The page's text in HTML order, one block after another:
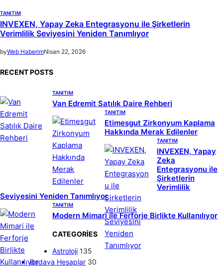
TANITIM
INVEXEN, Yapay Zeka Entegrasyonu ile Şirketlerin
Verimlilik Seviyesini Yeniden Tanımlıyor
byWeb HaberimNisan 22, 2026
RECENT POSTS
TANITIM
Van Edremit Satılık Daire Rehberi
TANITIM
Etimesgut Zirkonyum Kaplama
Hakkında Merak Edilenler
TANITIM
INVEXEN, Yapay
Zeka
Entegrasyonu ile
Şirketlerin
Verimlilik
Seviyesini Yeniden Tanımlıyor
TANITIM
Modern Mimari ile Ferforje Birlikte Kullanılıyor
CATEGORIES
Astroloji 135
Bedava Hesaplar 30